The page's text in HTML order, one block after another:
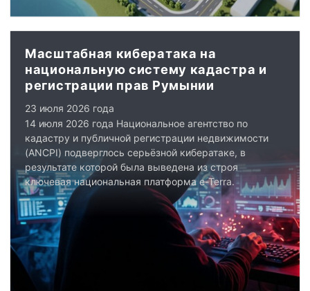
Масштабная кибератака на
национальную систему кадастра и
регистрации прав Румынии
23 июля 2026 года
14 июля 2026 года Национальное агентство по
кадастру и публичной регистрации недвижимости
(ANCPI) подверглось серьёзной кибератаке, в
результате которой была выведена из строя
ключевая национальная платформа e-Terra.